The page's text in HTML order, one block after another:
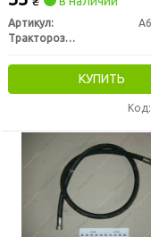
Ромны)
Артикул:
Тракторозапчасть г. Ромны
КУПИТЬ